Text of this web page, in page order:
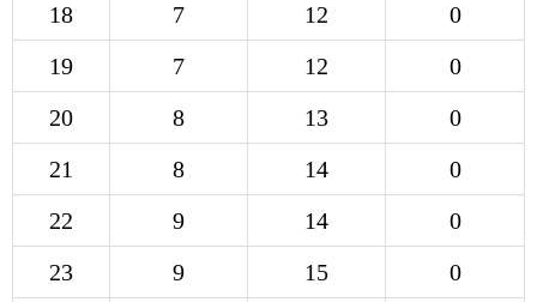
18
7 12
0
19
7 12
0
20
8 13
0
21
8 14
0
22
9 14
0
23
9 15
0